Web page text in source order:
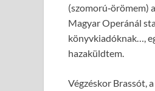
(szomorú‑örömem)
Magyar Operánál
könyvkiadóknak…,
hazaküldtem.
Végzéskor Brassót,